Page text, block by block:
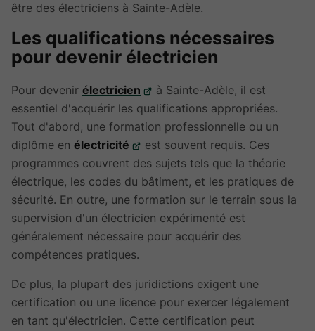
être des électriciens à Sainte-Adèle.
Les qualifications nécessaires
pour devenir électricien
Pour devenir électricien
à Sainte-Adèle, il est
essentiel d'acquérir les qualifications appropriées.
Tout d'abord, une formation professionnelle ou un
diplôme en électricité
est souvent requis. Ces
programmes couvrent des sujets tels que la théorie
électrique, les codes du bâtiment, et les pratiques de
sécurité. En outre, une formation sur le terrain sous la
supervision d'un électricien expérimenté est
généralement nécessaire pour acquérir des
compétences pratiques.
De plus, la plupart des juridictions exigent une
certification ou une licence pour exercer légalement
en tant qu'électricien. Cette certification peut